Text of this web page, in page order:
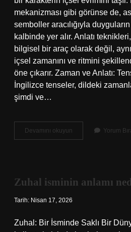
mekanizması gibi görünse de,
semboller aracılığıyla
kalbinde yer alır. Anlatı
bilgisel bir araç olarak değil,
içsel zamanını ve ritmini
öne çıkarır. Zaman ve Anlatı:
İngilizce tenseler, dildeki
şimdi ve…
Devamını okuyun İngilizce
Tenseler
Yorum
Zuhal isminin anlamı
Tarih: Nisan 17, 2026
Zuhal: Bir İsminde Saklı Bir